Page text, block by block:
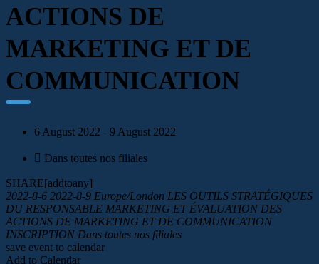
ACTIONS DE
MARKETING ET DE
COMMUNICATION
6 August 2022 - 9 August 2022
Dans toutes nos filiales
SHARE[addtoany]
2022-8-6 2022-8-9 Europe/London LES OUTILS STRATÉGIQUES
DU RESPONSABLE MARKETING ET ÉVALUATION DES
ACTIONS DE MARKETING ET DE COMMUNICATION
INSCRIPTION Dans toutes nos filiales
save event to calendar
Add to Calendar